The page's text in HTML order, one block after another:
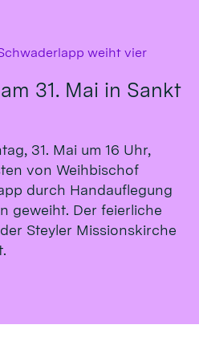
weiht vier
31. Mai in Sankt
31. Mai um 16 Uhr,
von Weihbischof
durch Handauflegung
geweiht. Der feierliche
Steyler Missionskirche